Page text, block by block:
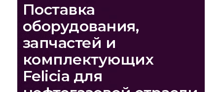
Поставка
оборудования,
запчастей и
комплектующих
Felicia для